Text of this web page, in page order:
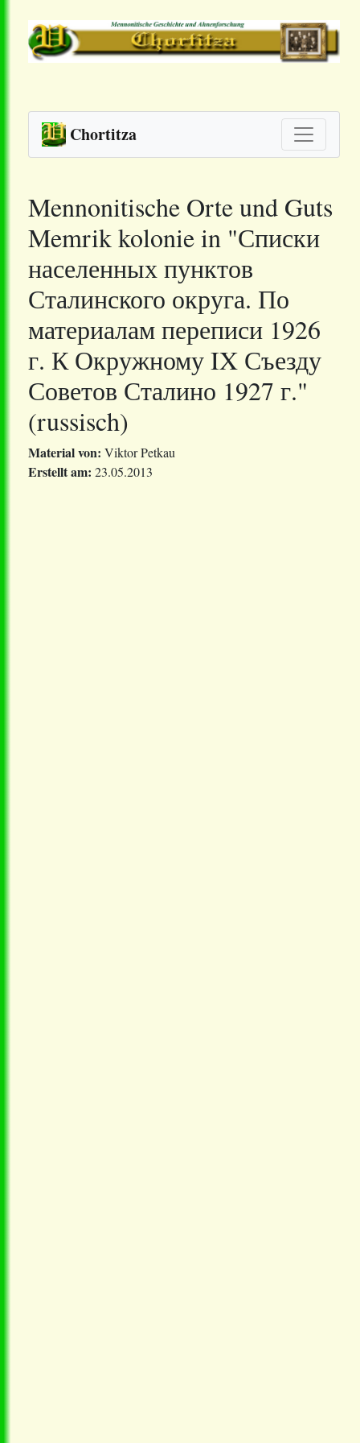
Chortitza
Mennonitische Orte und Guts
Memrik kolonie in "Списки
населенных пунктов
Сталинского округа. По
материалам переписи 1926
г. К Окружному IX Съезду
Советов Сталино 1927 г."
(russisch)
Material von: Viktor Petkau
Erstellt am: 23.05.2013